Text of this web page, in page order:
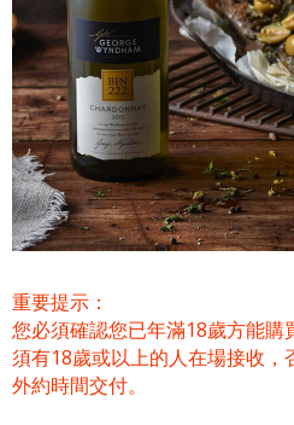
重要提示：
您必須確認您已年滿18歲方能購
須有18歲或以上的人在場接收，
外約時間交付。